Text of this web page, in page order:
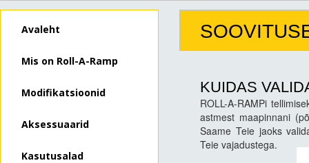
Avaleht
Mis on Roll-A-Ramp
Modifikatsioonid
Aksessuaarid
Kasutusalad
KUIDAS
ROLL-A-RAMPi
astmest maapinnani
Saame Teie jaoks
Teie vajadustega.